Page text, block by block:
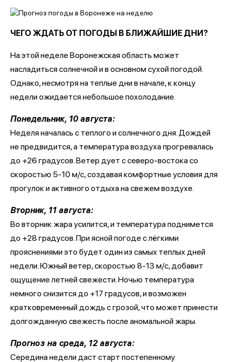
ЧЕГО ЖДАТЬ ОТ ПОГОДЫ В БЛИЖАЙШИЕ ДНИ?
На этой неделе Воронежская область может
насладиться солнечной и в основном сухой погодой.
Однако, несмотря на теплые дни в начале, к концу
недели ожидается небольшое похолодание.
Понедельник, 10 августа:
Неделя началась с теплого и солнечного дня. Дождей
не предвидится, а температура воздуха прогревалась
до +26 градусов. Ветер дует с северо-востока со
скоростью 5-10 м/с, создавая комфортные условия для
прогулок и активного отдыха на свежем воздухе.
Вторник, 11 августа:
Во вторник жара усилится, и температура поднимется
до +28 градусов. При ясной погоде с лёгкими
прояснениями это будет один из самых теплых дней
недели. Южный ветер, скоростью 8-13 м/с, добавит
ощущение летней свежести. Ночью температура
немного снизится до +17 градусов, и возможен
кратковременный дождь с грозой, что может принести
долгожданную свежесть после аномальной жары.
Прогноз на среда, 12 августа:
Середина недели даст старт постепенному